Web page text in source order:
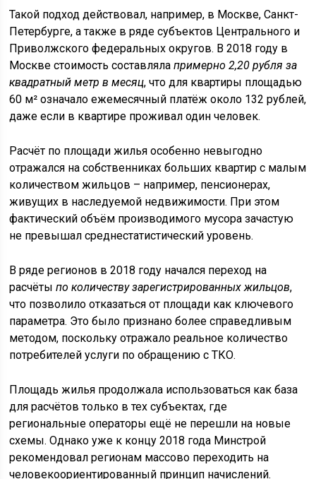
Такой подход действовал, например, в Москве, Санкт-
Петербурге, а также в ряде субъектов Центрального и
Приволжского федеральных округов. В 2018 году в
Москве стоимость составлялапримерно 2,20 рубля за
квадратный метр в месяц, что для квартиры площадью
60 м² означало ежемесячный платёж около 132 рублей,
даже если в квартире проживал один человек.
Расчёт по площади жилья особенно невыгодно
отражался на собственниках больших квартир с малым
количеством жильцов – например, пенсионерах,
живущих в наследуемой недвижимости. При этом
фактический объём производимого мусора зачастую
не превышал среднестатистический уровень.
В ряде регионов в 2018 году начался переход на
расчётыпо количеству зарегистрированных жильцов,
что позволило отказаться от площади как ключевого
параметра. Это было признано более справедливым
методом, поскольку отражало реальное количество
потребителей услуги по обращению с ТКО.
Площадь жилья продолжала использоваться как база
для расчётов только в тех субъектах, где
региональные операторы ещё не перешли на новые
схемы. Однако уже к концу 2018 года Минстрой
рекомендовал регионам массово переходить на
человекоориентированный принцип начислений.